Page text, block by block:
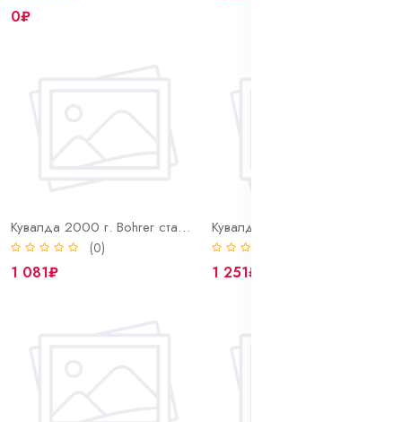
0₽
Кувалда 2000 г. Bohrer сталь 45 HRC 50-58 фиберглассовая рукоятка с резиновым покрытием
(0)
1 081₽ 1 251₽